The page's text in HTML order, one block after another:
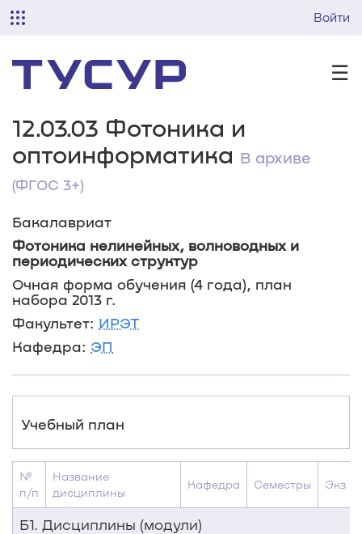
Войти
☰
12.03.03 Фотоника и
оптоинформатика В архиве
(ФГОС 3+)
Бакалавриат
Фотоника нелинейных, волноводных и
периодических структур
Очная форма обучения (4 года), план
набора 2013 г.
Факультет: ИРЭТ
Кафедра: ЭП
Учебный план
№
п/п
Название
дисциплины
Кафедра Семестры Экз
Б1. Дисциплины (модули)